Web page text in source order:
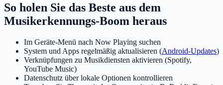
So holen Sie das Beste aus dem
Musikerkennungs-Boom heraus
Im Geräte-Menü nach Now Playing suchen
System und Apps regelmäßig aktualisieren (Android-Updates)
Verknüpfungen zu Musikdiensten aktivieren (Spotify,
YouTube Music)
Datenschutz über lokale Optionen kontrollieren